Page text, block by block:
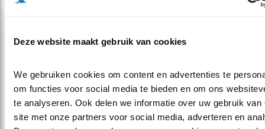
Deze website maakt gebruik van cookies
We gebruiken cookies om content en advertenties te
om functies voor social media te bieden en om ons
te analyseren. Ook delen we informatie over uw gebruik van
site met onze partners voor social media, adverteren en